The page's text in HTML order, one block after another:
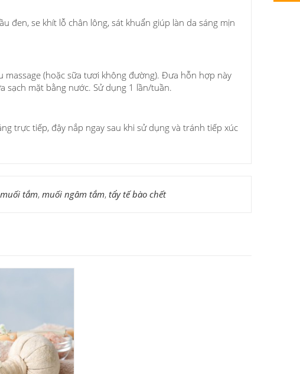
đen, se khít lỗ chân lông, sát khuẩn giúp làn da sáng mịn
(hoặc sữa tươi không đường). Đưa hỗn hợp này
sạch mặt bằng nước. Sử dụng 1 lần/tuần.
trực tiếp, đậy nắp ngay sau khi sử dụng và tránh tiếp xúc
muối tắm, muối ngâm tắm, tẩy tế bào chết